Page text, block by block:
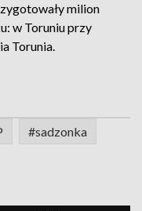
milion
w Toruniu przy
Torunia.
#sadzonka